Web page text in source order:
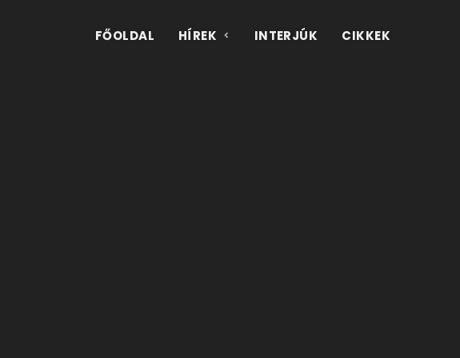
FŐOLDAL HÍREK INTERJÚK CIKKEK